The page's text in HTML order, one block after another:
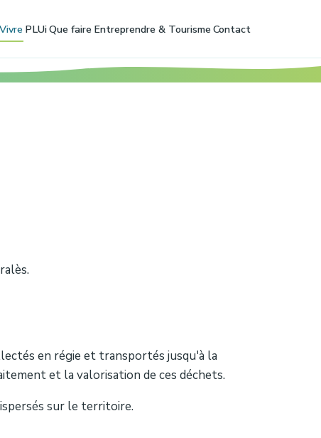
Vivre PLUiQue faire Entreprendre & TourismeContact
en régie et transportés jusqu'à la
et la valorisation de ces déchets.
sur le territoire.